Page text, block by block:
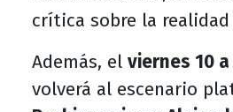
crítica sobre la
Además, el viernes 10
volverá al escenario